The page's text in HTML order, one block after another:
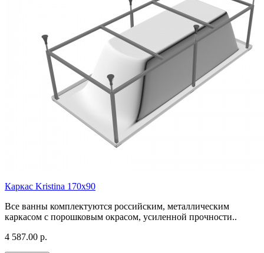
Каркас Kristina 170х90
Все ванны комплектуются российским, металлическим
каркасом с порошковым окрасом, усиленной прочности..
4 587.00 р.